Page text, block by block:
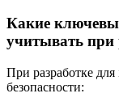
Какие
учитывать при
При разработке
безопасности: